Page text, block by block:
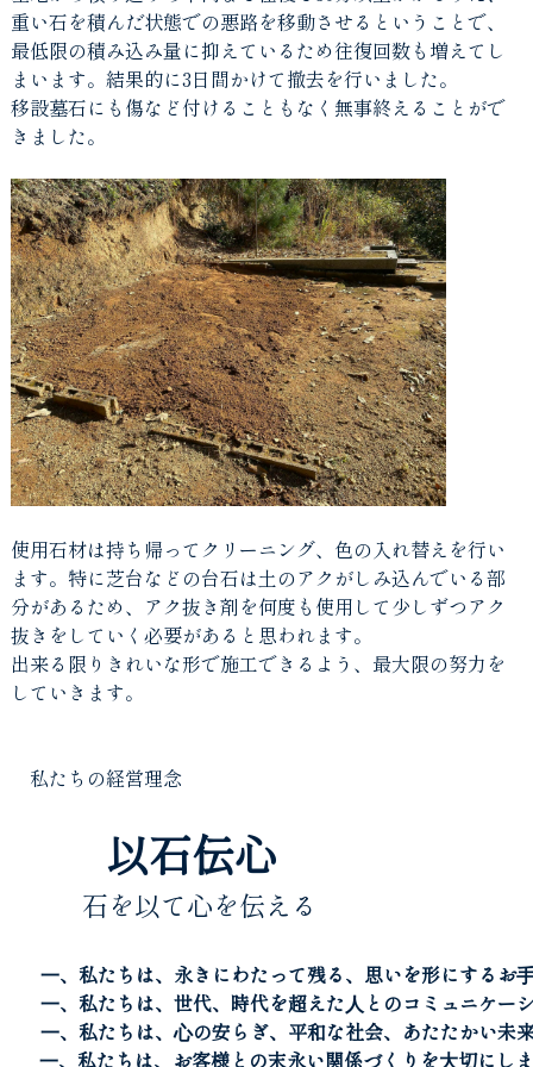
重い石を積んだ状態での悪路を移動させるということで、
最低限の積み込み量に抑えているため往復回数も増えてし
まいます。結果的に3日間かけて撤去を行いました。
移設墓石にも傷など付けることもなく無事終えることがで
きました。
使用石材は持ち帰ってクリーニング、色の入れ替えを行い
ます。特に芝台などの台石は土のアクがしみ込んでいる部
分があるため、アク抜き剤を何度も使用して少しずつアク
抜きをしていく必要があると思われます。
出来る限りきれいな形で施工できるよう、最大限の努力を
していきます。
私たちの経営理念
以石伝心
石を以て心を伝える
⼀、私たちは、永きにわたって残る、思いを形にするお
⼀、私たちは、世代、時代を超えた⼈とのコミュニケー
⼀、私たちは、⼼の安らぎ、平和な社会、あたたかい未
⼀、私たちは、お客様との末永い関係づくりを⼤切にし